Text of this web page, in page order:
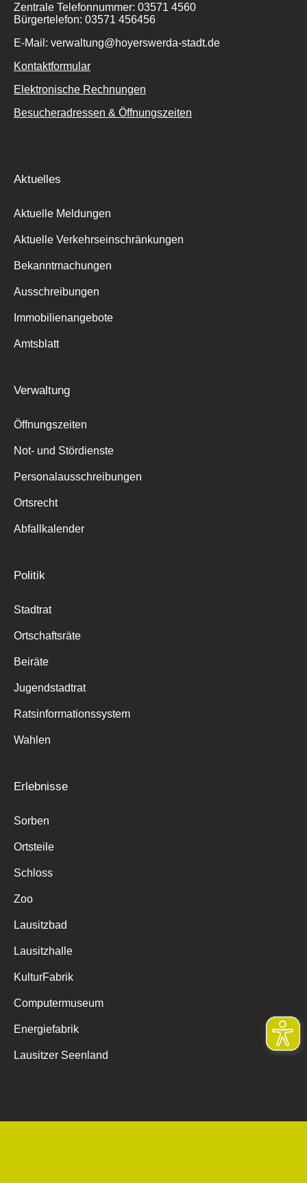
Zentrale Telefonnummer: 03571 4560
Bürgertelefon: 03571 456456
E-Mail: verwaltung@hoyerswerda-stadt.de
Kontaktformular
Elektronische Rechnungen
Besucheradressen & Öffnungszeiten
Aktuelles
Aktuelle Meldungen
Aktuelle Verkehrseinschränkungen
Bekanntmachungen
Ausschreibungen
Immobilienangebote
Amtsblatt
Verwaltung
Öffnungszeiten
Not- und Stördienste
Personalausschreibungen
Ortsrecht
Abfallkalender
Politik
Stadtrat
Ortschaftsräte
Beiräte
Jugendstadtrat
Ratsinformationssystem
Wahlen
Erlebnisse
Sorben
Ortsteile
Schloss
Zoo
Lausitzbad
Lausitzhalle
KulturFabrik
Computermuseum
Energiefabrik
Lausitzer Seenland